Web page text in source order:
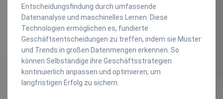
Entscheidungsfindung durch umfassende
Datenanalyse und maschinelles Lernen. Diese
Technologien ermöglichen es, fundierte
Geschäftsentscheidungen zu treffen, indem sie Muster
und Trends in großen Datenmengen erkennen. So
können Selbständige ihre Geschäftsstrategien
kontinuierlich anpassen und optimieren, um
langfristigen Erfolg zu sichern.